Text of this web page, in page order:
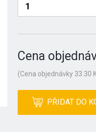
Cena
(Cena objednávky 33.30
PŘIDAT DO